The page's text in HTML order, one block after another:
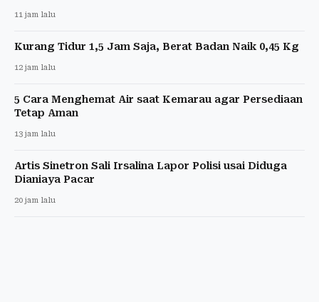
11 jam lalu
Kurang Tidur 1,5 Jam Saja, Berat Badan Naik 0,45 Kg
12 jam lalu
5 Cara Menghemat Air saat Kemarau agar Persediaan
Tetap Aman
13 jam lalu
Artis Sinetron Sali Irsalina Lapor Polisi usai Diduga
Dianiaya Pacar
20 jam lalu